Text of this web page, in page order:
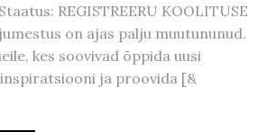
REGISTREERU KOOLITUSE
on ajas palju muutununud.
kes soovivad õppida uusi
ja proovida [&